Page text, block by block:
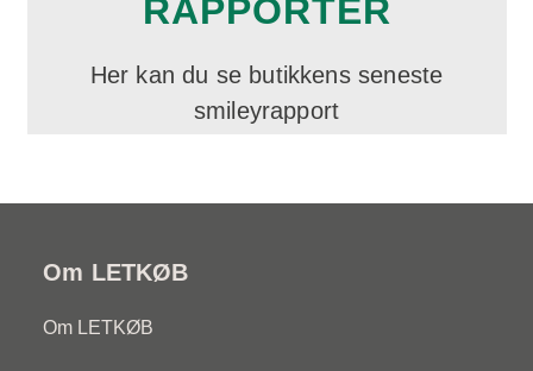
RAPPORTER
Her kan du se butikkens seneste
smileyrapport
Om LETKØB
Om LETKØB